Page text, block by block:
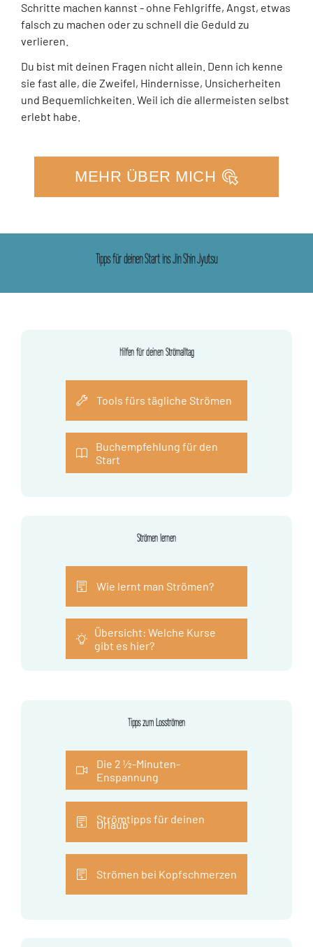
Schritte machen kannst - ohne Fehlgriffe, Angst, etwas
falsch zu machen oder zu schnell die Geduld zu
verlieren.
Du bist mit deinen Fragen nicht allein. Denn ich kenne
sie fast alle, die Zweifel, Hindernisse, Unsicherheiten
und Bequemlichkeiten. Weil ich die allermeisten selbst
erlebt habe.
MEHR ÜBER MICH
Tipps für deinen Start ins Jin Shin Jyutsu
Hilfen für deinen Strömalltag
Tools fürs tägliche Strömen
Buchempfehlung für den
Start
Strömen lernen
Wie lernt man Strömen?
Übersicht: Welche Kurse
gibt es hier?
Tipps zum Losströmen
Die 2 ½-Minuten-
Enspannung
Strömtipps für deinen
Urlaub
Strömen bei Kopfschmerzen